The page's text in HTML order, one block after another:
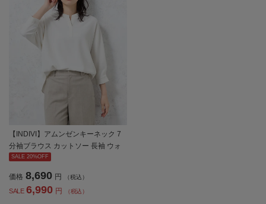
【INDIVI】アムンゼンキーネック 7
分袖ブラウス カットソー 長袖 ウォ
ッシャブル 通年 【レディース】
SALE 20%OFF
価格 8,690 円 （税込）
SALE 6,990 円 （税込）